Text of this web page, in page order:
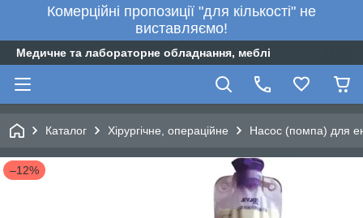
Комерційні пропозиції "для кількості" не
виставляємо!
Медичне та лабораторне обладнання, меблі
Каталог Хірургічне, операційне Насос (помпа) для
–12%